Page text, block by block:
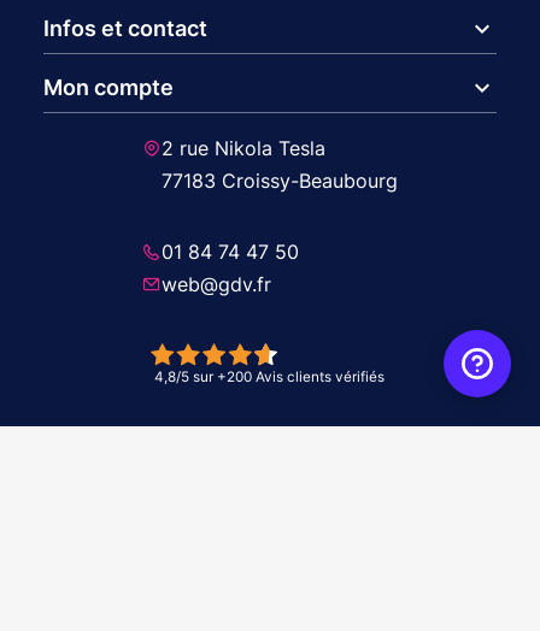
Infos et contact expand_more
Mon compte expand_more
2 rue Nikola Tesla
77183 Croissy-Beaubourg
01 84 74 47 50
web@gdv.fr